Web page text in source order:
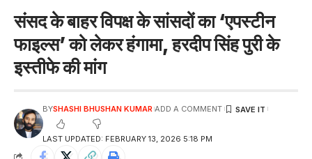
संसद के बाहर विपक्ष के सांसदों का ‘एपस्टीन
फाइल्स’ को लेकर हंगामा, हरदीप सिंह पुरी के
इस्तीफे की मांग
LAST UPDATED: FEBRUARY 13, 2026 5:18 PM
BYSHASHI BHUSHAN KUMAR ADD A COMMENT